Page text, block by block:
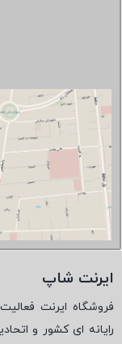
ایرنت شاپ
فروشگاه ایرنت
رایانه ای کشور و